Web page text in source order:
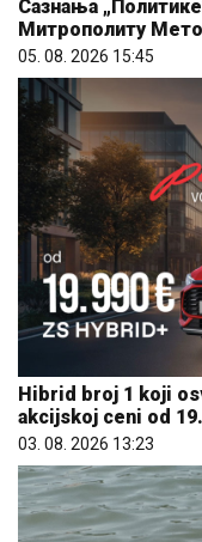
Hibrid broj 1 koji
akcijskoj ceni od
03. 08. 2026 13:23